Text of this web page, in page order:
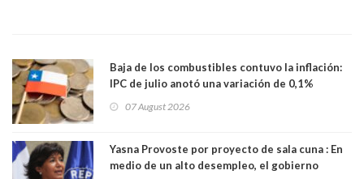
Baja de los combustibles contuvo la inflación:
IPC de julio anotó una variación de 0,1%
07 August 2026
Yasna Provoste por proyecto de sala cuna : En
medio de un alto desempleo, el gobierno